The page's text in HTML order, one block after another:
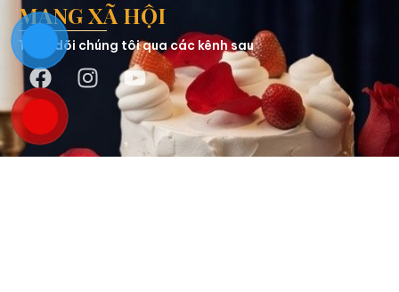
MẠNG XÃ HỘI
Theo dõi chúng tôi qua các kênh sau